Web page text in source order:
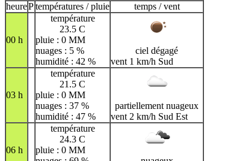
heurePtempératures / pluie temps / vent
00 h
température
23.5 C
pluie : 0 MM
nuages : 5 %
humidité : 42 %
ciel dégagé
vent 1 km/h Sud
03 h
température
21.5 C
pluie : 0 MM
nuages : 37 %
humidité : 47 %
partiellement nuageux
vent 2 km/h Sud Est
06 h
température
24.3 C
pluie : 0 MM